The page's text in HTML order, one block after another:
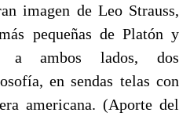
imagen de Leo Strauss,
pequeñas de Platón y
a ambos lados, dos
en sendas telas con
americana. (Aporte del